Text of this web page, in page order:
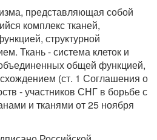
представляющая собой
комплекс тканей,
структурной
Ткань - система клеток и
общей функцией,
(ст. 1 Соглашения о
- участников СНГ в борьбе с
и тканями от 25 ноября